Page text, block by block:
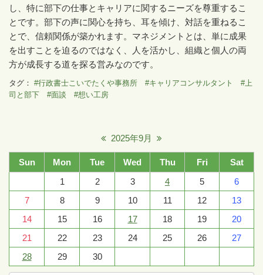
2025年9月
Sun Mon Tue Wed Thu Fri
Sat
1
2 3 4 5
6
7
8 9 10 11 12
13
14
15 16 17 18 19
20
21
22 23 24 25 26
27
28
29 30
し、特に部下の仕事とキャリアに関するニーズを尊重するこ
とです。部下の声に関心を持ち、耳を傾け、対話を重ねるこ
とで、信頼関係が築かれます。マネジメントとは、単に成果
を出すことを迫るのではなく、人を活かし、組織と個人の両
方が成長する道を探る営みなのです。
タグ： #行政書士こいでたくや事務所 #キャリアコンサルタント #上
司と部下 #面談 #想い工房